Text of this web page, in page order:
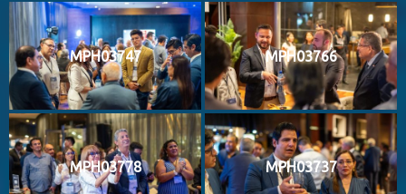
MPH03747 MPH03766
MPH03778 MPH03737